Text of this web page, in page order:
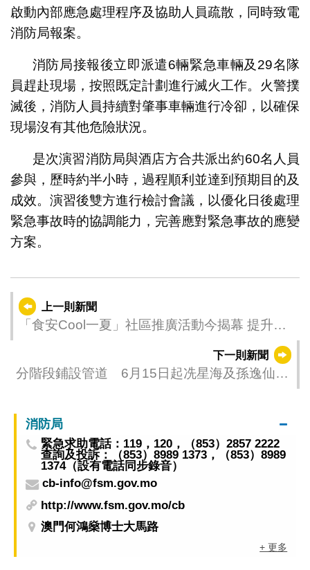
啟動內部應急處理程序及協助人員疏散，同時致電
消防局報案。
消防局接報後立即派遣6輛緊急車輛及29名隊
員趕赴現場，按照既定計劃進行滅火工作。火警撲
滅後，消防人員持續對肇事車輛進行冷卻，以確保
現場沒有其他危險狀況。
是次演習消防局與酒店方合共派出約60名人員
參與，歷時約半小時，過程順利並達到預期目的及
成效。演習後雙方進行檢討會議，以優化日後處理
緊急事故時的協調能力，完善應對緊急事故的應變
方案。
上一則新聞
「食安Cool一夏」社區推廣活動今揭幕 提升公
下一則新聞
分階段鋪設管道 6月15日起冼星海及孫逸仙大
消防局
緊急求助電話：119，120，（853）2857 2222
查詢及投訴：（853）8989 1373，（853）8989
1374（設有電話同步錄音）
cb-info@fsm.gov.mo
http://www.fsm.gov.mo/cb
澳門何鴻燊博士大馬路
+ 更多